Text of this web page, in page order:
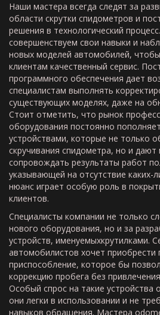
Наши мастера всегда следят за
области скрутки спидометров и
решения в технологический
совершенствуем свои навыки и
новых моделей автомобилей,
клиентам качественный сервис.
программного обеспечения дает
специалистам выполнять
существующих моделях, даже на
Стоит отметить, что рынок
оборудования постоянно
устройствами, которые не только
скручивания спидометра, но и
сопровождать результаты работ
указывающей на отсутствие каких-
нюанс играет особую роль в
клиентов.
Специалисты компании не только
нового оборудования, но и за
устройств, именуемыхкрутилками.
автомобилистов хочет приобрести
приспособление, которое бы
коррекцию пробега без
Особый спрос на такие устройства
они легки в использовании и не
навыков обращения. Мастера